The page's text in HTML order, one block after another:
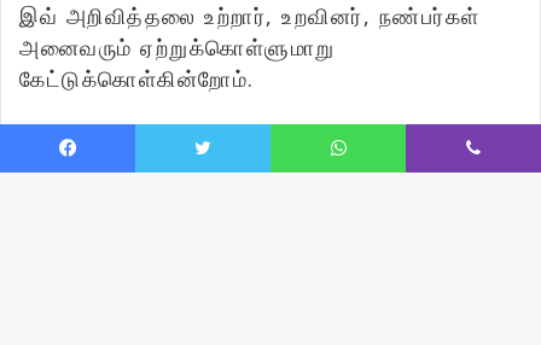
இவ் அறிவித்தலை உற்றார், உறவினர், நண்பர்கள்
அனைவரும் ஏற்றுக்கொள்ளுமாறு
கேட்டுக்கொள்கின்றோம்.
தகவல்: குடும்பத்தினர்.
Facebook Twitter WhatsApp Viber